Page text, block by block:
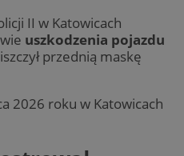
II w Katowicach
uszkodzenia pojazdu
przednią maskę
2026 roku w Katowicach